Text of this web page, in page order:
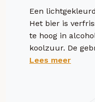
Een
Het bier is
te hoog in
koolzuur. De
Lees meer